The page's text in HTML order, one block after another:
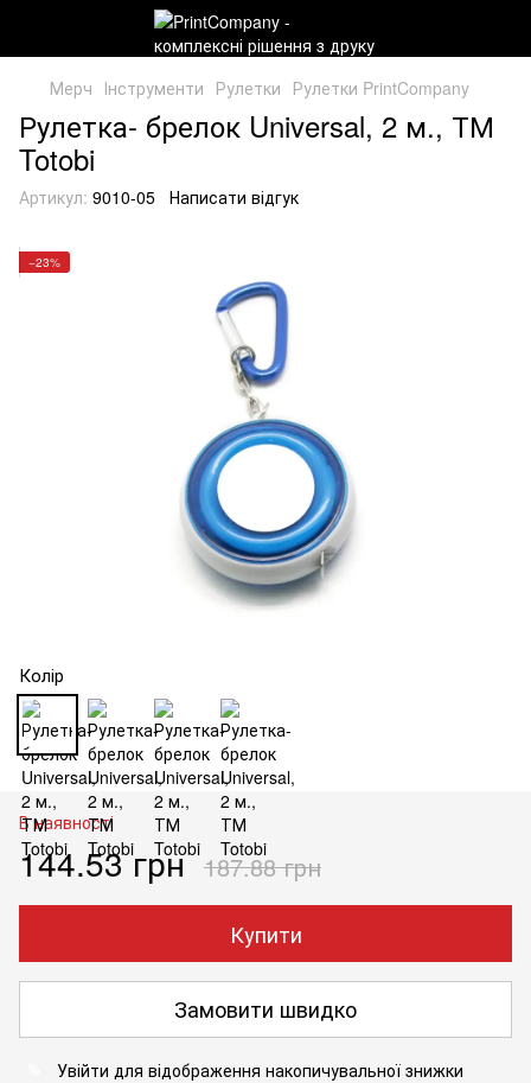
Мерч Інструменти Рулетки Рулетки PrintCompany
Рулетка- брелок Universal, 2 м., ТМ
Totobi
Артикул: 9010-05 Написати відгук
−23%
Колір
В наявності
144.53 грн 187.88 грн
Купити
Замовити швидко
Увійти для відображення накопичувальної знижки